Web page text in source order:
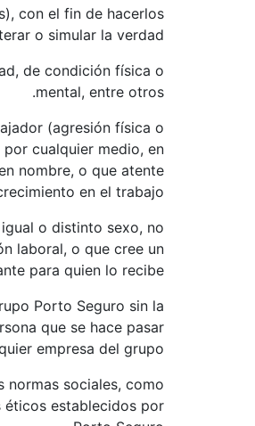
con el fin de hacerlos
o simular la verdad.
de condición física o
mental, entre otros.
(agresión física o
cualquier medio, en
nombre, o que atente
en el trabajo.
o distinto sexo, no
laboral, o que cree un
para quien lo recibe.
Porto Seguro sin la
que se hace pasar
empresa del grupo.
normas sociales, como
éticos establecidos por